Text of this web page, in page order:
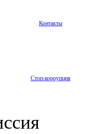
Контакты
Стоп-коррупция